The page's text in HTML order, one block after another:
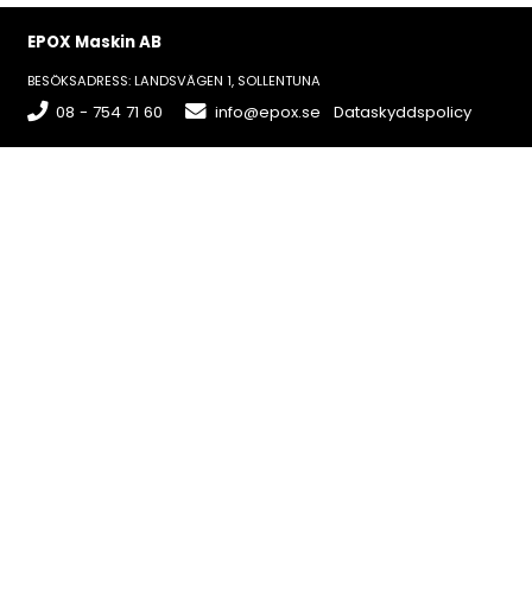
EPOX Maskin AB
BESÖKSADRESS: LANDSVÄGEN 1, SOLLENTUNA
08 - 754 71 60 info@epox.se Dataskyddspolicy